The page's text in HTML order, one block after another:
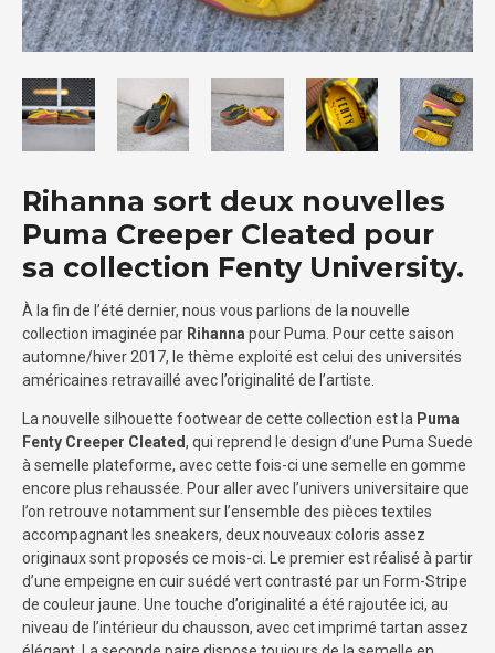
Rihanna sort deux nouvelles
Puma Creeper Cleated pour
sa collection Fenty University.
À la fin de l’été dernier, nous vous parlions de la nouvelle
collection imaginée par Rihanna pour Puma. Pour cette saison
automne/hiver 2017, le thème exploité est celui des universités
américaines retravaillé avec l’originalité de l’artiste.
La nouvelle silhouette footwear de cette collection est la Puma
Fenty Creeper Cleated, qui reprend le design d’une Puma Suede
à semelle plateforme, avec cette fois-ci une semelle en gomme
encore plus rehaussée. Pour aller avec l’univers universitaire que
l’on retrouve notamment sur l’ensemble des pièces textiles
accompagnant les sneakers, deux nouveaux coloris assez
originaux sont proposés ce mois-ci. Le premier est réalisé à partir
d’une empeigne en cuir suédé vert contrasté par un Form-Stripe
de couleur jaune. Une touche d’originalité a été rajoutée ici, au
niveau de l’intérieur du chausson, avec cet imprimé tartan assez